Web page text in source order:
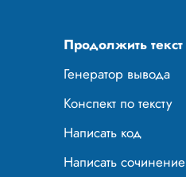
Продолжить текст
Генератор вывода
Конспект по тексту
Написать код
Написать сочинение